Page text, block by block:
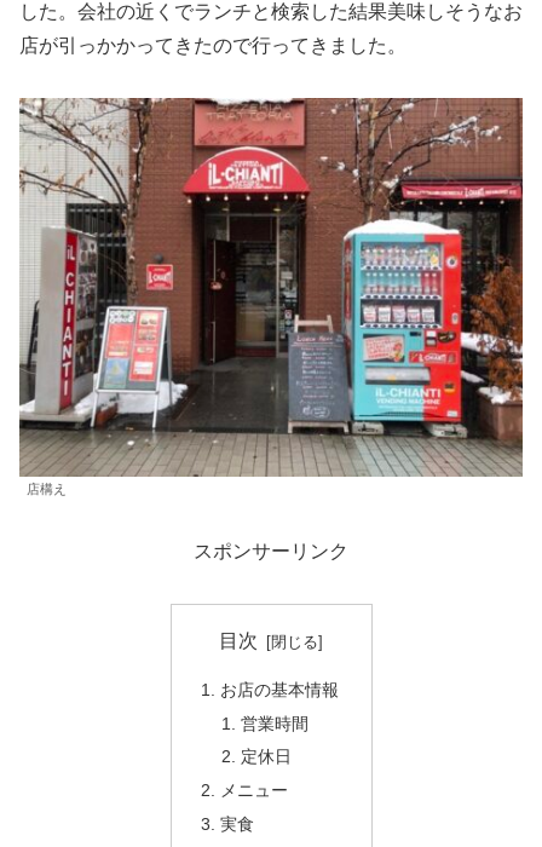
した。会社の近くでランチと検索した結果美味しそうなお
店が引っかかってきたので行ってきました。
店構え
スポンサーリンク
目次
お店の基本情報
営業時間
定休日
メニュー
実食